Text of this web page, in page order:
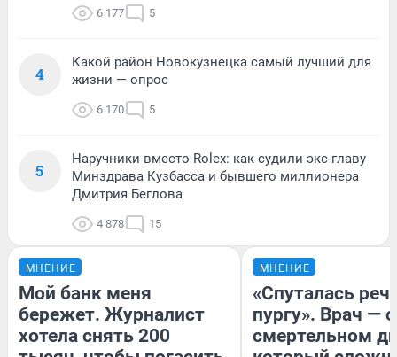
6 177 5
4
Какой район Новокузнецка самый лучший для
жизни — опрос
6 170 5
5
Наручники вместо Rolex: как судили экс-главу
Минздрава Кузбасса и бывшего миллионера
Дмитрия Беглова
4 878 15
МНЕНИЕ
Мой банк меня
бережет. Журналист
хотела снять 200
МНЕНИЕ
«Спуталась
пургу». Врач — о
смертельном